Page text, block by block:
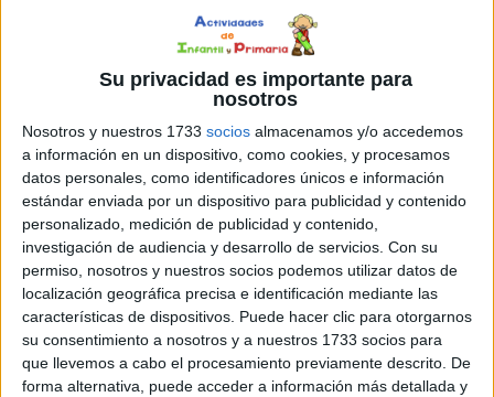
Su privacidad es importante para
nosotros
Nosotros y nuestros 1733 socios almacenamos y/o accedemos
a información en un dispositivo, como cookies, y procesamos
datos personales, como identificadores únicos e información
estándar enviada por un dispositivo para publicidad y contenido
personalizado, medición de publicidad y contenido,
investigación de audiencia y desarrollo de servicios. Con su
permiso, nosotros y nuestros socios podemos utilizar datos de
localización geográfica precisa e identificación mediante las
características de dispositivos. Puede hacer clic para otorgarnos
su consentimiento a nosotros y a nuestros 1733 socios para
que llevemos a cabo el procesamiento previamente descrito. De
forma alternativa, puede acceder a información más detallada y
sustractiva para resolver problemas de suma y resta de
manera más sencilla, lo que les permite realizar cálculos
mentales con mayor facilidad.